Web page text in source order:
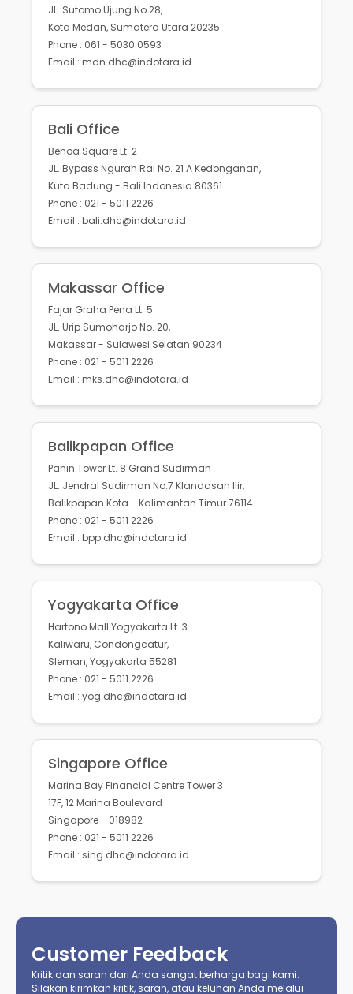
JL. Sutomo Ujung No.28,
Kota Medan, Sumatera Utara 20235
Phone : 061 - 5030 0593
Email : mdn.dhc@indotara.id
Bali Office
Benoa Square Lt. 2
JL. Bypass Ngurah Rai No. 21 A Kedonganan,
Kuta Badung - Bali Indonesia 80361
Phone : 021 - 5011 2226
Email : bali.dhc@indotara.id
Makassar Office
Fajar Graha Pena Lt. 5
JL. Urip Sumoharjo No. 20,
Makassar - Sulawesi Selatan 90234
Phone : 021 - 5011 2226
Email : mks.dhc@indotara.id
Balikpapan Office
Panin Tower Lt. 8 Grand Sudirman
JL. Jendral Sudirman No.7 Klandasan Ilir,
Balikpapan Kota - Kalimantan Timur 76114
Phone : 021 - 5011 2226
Email : bpp.dhc@indotara.id
Yogyakarta Office
Hartono Mall Yogyakarta Lt. 3
Kaliwaru, Condongcatur,
Sleman, Yogyakarta 55281
Phone : 021 - 5011 2226
Email : yog.dhc@indotara.id
Singapore Office
Marina Bay Financial Centre Tower 3
17F, 12 Marina Boulevard
Singapore - 018982
Phone : 021 - 5011 2226
Email : sing.dhc@indotara.id
Customer Feedback
Kritik dan saran dari Anda sangat berharga bagi kami.
Silakan kirimkan kritik, saran, atau keluhan Anda melalui